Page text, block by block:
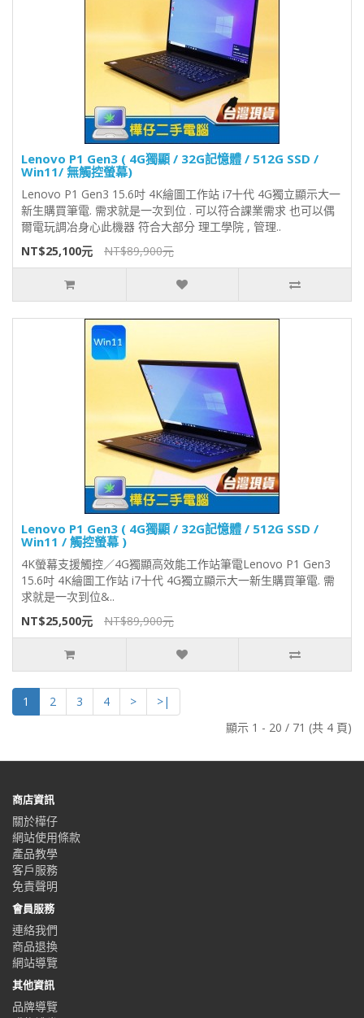
Lenovo P1 Gen3 ( 4G獨顯 / 32G記憶體 / 512G SSD /
Win11/ 無觸控螢幕)
Lenovo P1 Gen3 15.6吋 4K繪圖工作站 i7十代 4G獨立顯示大一
新生購買筆電. 需求就是一次到位 . 可以符合課業需求 也可以偶
爾電玩調冶身心此機器 符合大部分 理工學院 , 管理..
NT$25,100元
NT$89,900元
Lenovo P1 Gen3 ( 4G獨顯 / 32G記憶體 / 512G SSD /
Win11 / 觸控螢幕 )
4K螢幕支援觸控／4G獨顯高效能工作站筆電Lenovo P1 Gen3
15.6吋 4K繪圖工作站 i7十代 4G獨立顯示大一新生購買筆電. 需
求就是一次到位&..
NT$25,500元
NT$89,900元
1 2 3 4 >
>|
顯示 1 - 20 / 71 (共 4 頁)
商店資訊
關於樺仔
網站使用條款
產品教學
客戶服務
免責聲明
會員服務
連絡我們
商品退換
網站導覽
其他資訊
品牌導覽